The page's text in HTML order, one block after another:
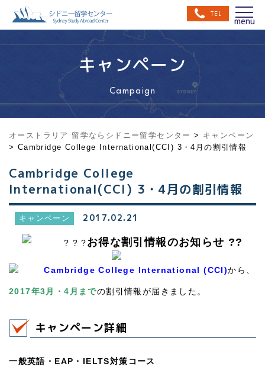
TEL
キャンペーン
Campaign
オーストラリア 留学ならシドニー留学センター > キャンペーン
> Cambridge College International(CCI) 3・4月の割引情報
Cambridge College
International(CCI) 3・4月の割引情報
キャンペーン 2017.02.21
? ? ?お得な割引情報のお知らせ ??
Cambridge College International (CCI)から、
2017年3月・4月までの割引情報が届きました。
キャンペーン詳細
一般英語・EAP・IELTS対策コース